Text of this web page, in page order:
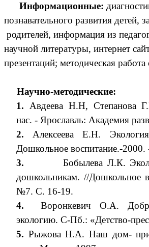
Информационные:
познавательного развития
родителей, информация из
научной литературы, интернет
презентаций; методическая
Научно-методические:
1. Авдеева Н.Н, Степанова
нас. - Ярославль: Академия
2. Алексеева Е.Н.
Дошкольное воспитание.-
3. Бобылева Л.К.
дошкольникам. //Дошкольное
№7. С. 16-19.
4. Воронкевич О.А.
экологию. С-Пб.: «Детство-
5. Рыжова Н.А. Наш дом-